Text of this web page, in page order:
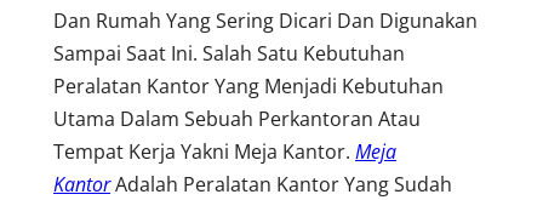
Dan Rumah Yang Sering Dicari Dan Digunakan
Sampai Saat Ini. Salah Satu Kebutuhan
Peralatan Kantor Yang Menjadi Kebutuhan
Utama Dalam Sebuah Perkantoran Atau
Tempat Kerja Yakni Meja Kantor. Meja
KantorAdalah Peralatan Kantor Yang Sudah